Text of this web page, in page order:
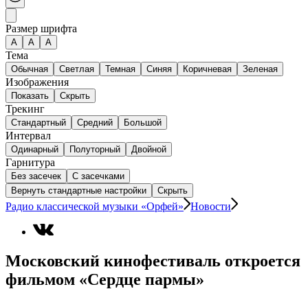
Размер шрифта
А A A
Тема
Обычная Светлая Темная Синяя Коричневая Зеленая
Изображения
Показать Скрыть
Трекинг
Стандартный Средний Большой
Интервал
Одинарный Полуторный Двойной
Гарнитура
Без засечек
С засечками
Вернуть стандартные настройки
Скрыть
Радио классической музыки «Орфей» Новости
Московский кинофестиваль откроется
фильмом «Сердце пармы»